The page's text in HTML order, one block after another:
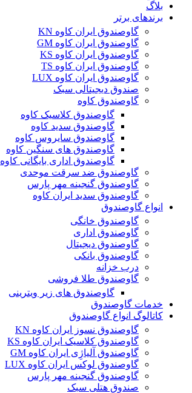
بلاگ
برندهای برتر
گاوصندوق ایران کاوه KN
گاوصندوق ایران کاوه GM
گاوصندوق ایران کاوه KS
گاوصندوق ایران کاوه TS
گاوصندوق ایران کاوه LUX
صندوق دیجیتالی سبک
گاوصندوق کاوه
گاوصندوق کلاسیک کاوه
گاوصندوق سدید کاوه
گاوصندوق سایروس کاوه
گاوصندوق های سنگین کاوه
گاوصندوق اداری بایگانی کاوه
گاوصندوق ضد سرقت موحدی
گاوصندوق گنجینه مهر پارس
گاوصندوق سدید ایران کاوه
انواع گاوصندوق
گاوصندوق خانگی
گاوصندوق اداری
گاوصندوق دیجیتال
گاوصندوق بانکی
درب خزانه
گاوصندوق طلا فروشی
گاوصندوق های زیر ویترینی
خدمات گاوصندوق
کاتالوگ انواع گاوصندوق
گاوصندوق نسوز ایران کاوه KN
گاوصندوق کلاسیک ایران کاوه KS
گاوصندوق آلیاژِی ایران کاوه GM
گاوصندوق لوکس ایران کاوه LUX
گاوصندوق گنجینه مهر پارس
صندوق هتلی سبک